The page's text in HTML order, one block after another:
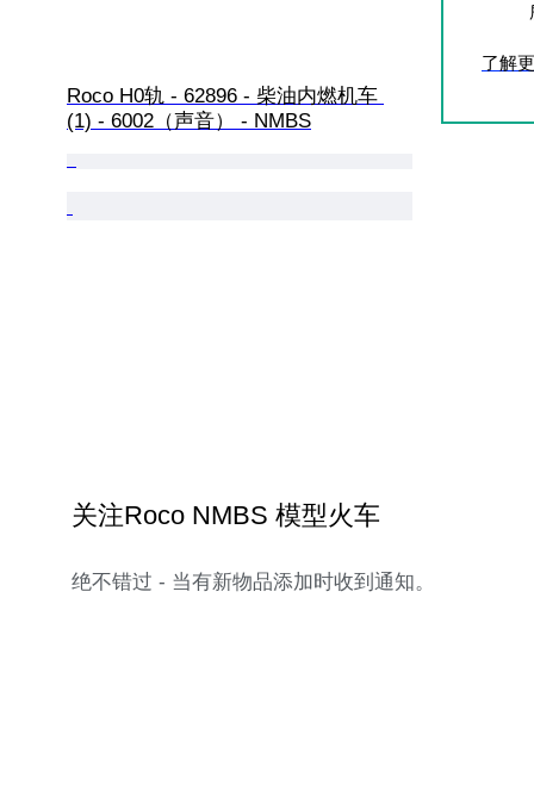
Roco H0轨 - 62896 - 柴油内燃机车
(1) - 6002（声音） - NMBS
了解
关注Roco NMBS 模型火车
绝不错过 - 当有新物品添加时收到通知。